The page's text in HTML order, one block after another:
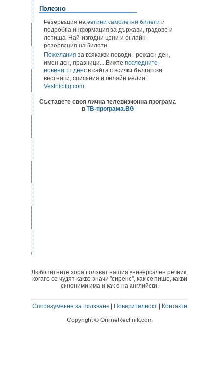
Полезно
Резервация на евтини самолетни билети и
подробна информация за държави, градове и
летища. Най-изгодни цени и онлайн
резервация на билети.
Пожелания за всякакви поводи - рожден ден,
имен ден, празници... Вижте последните
новини от днес в сайта с всички български
вестници, списания и онлайн медии:
Vestnicibg.com.
Съставете своя лична телевизионна програма
в ТВ-програма.BG
Любопитните хора ползват нашия универсален речник,
когато се чудят какво значи "сирене", как се пише, какви
синоними има и как е на английски.
Споразумение за ползване | Поверителност| Контакти
Copyright © OnlineRechnik.com